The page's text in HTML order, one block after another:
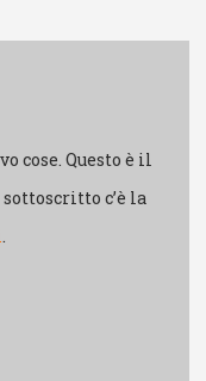
cose. Questo è il
c’è la
.